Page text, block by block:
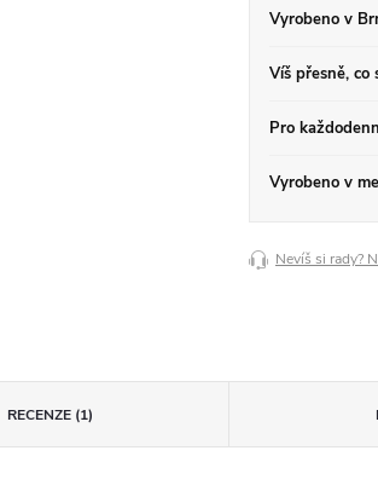
Vyrobeno v
Víš přesně, co
Pro
Vyrobeno v
Nevíš si rady?
RECENZE (1)